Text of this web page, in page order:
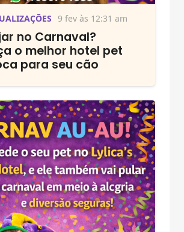
9 fev às 12:31 am
no Carnaval?
o melhor hotel pet
para seu cão